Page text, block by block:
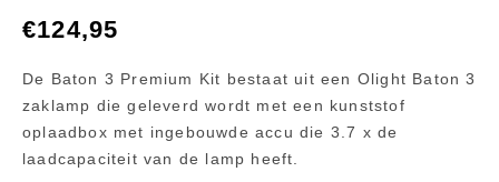
€124,95
De Baton 3 Premium Kit bestaat uit een Olight Baton 3
zaklamp die geleverd wordt met een kunststof
oplaadbox met ingebouwde accu die 3.7 x de
laadcapaciteit van de lamp heeft.